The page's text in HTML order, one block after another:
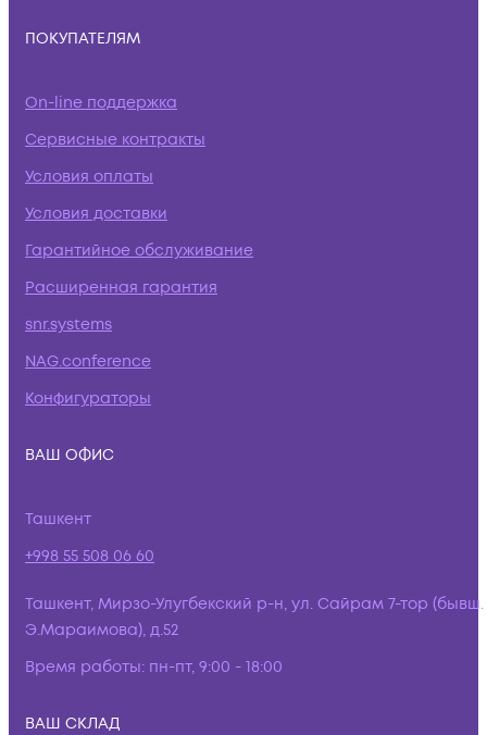
ПОКУПАТЕЛЯМ
On-line поддержка
Сервисные контракты
Условия оплаты
Условия доставки
Гарантийное обслуживание
Расширенная гарантия
snr.systems
NAG.conference
Конфигураторы
ВАШ ОФИС
Ташкент
+998 55 508 06 60
Ташкент, Мирзо-Улугбекский р-н, ул. Сайрам 7-тор (бывш.
Э.Мараимова), д.52
Время работы: пн-пт, 9:00 - 18:00
ВАШ СКЛАД